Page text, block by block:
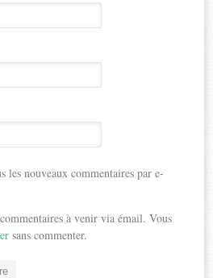
les nouveaux commentaires par e-
à venir via émail. Vous
sans commenter.